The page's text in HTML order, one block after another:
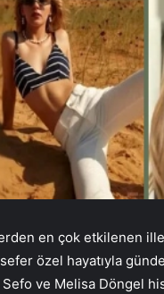
en çok etkilenen
özel hayatıyla
ve Melisa Döngel